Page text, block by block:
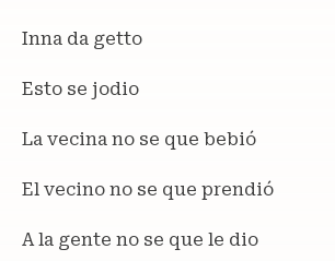
Inna da getto
Esto se jodio
La vecina no se que bebió
El vecino no se que prendió
A la gente no se que le dio